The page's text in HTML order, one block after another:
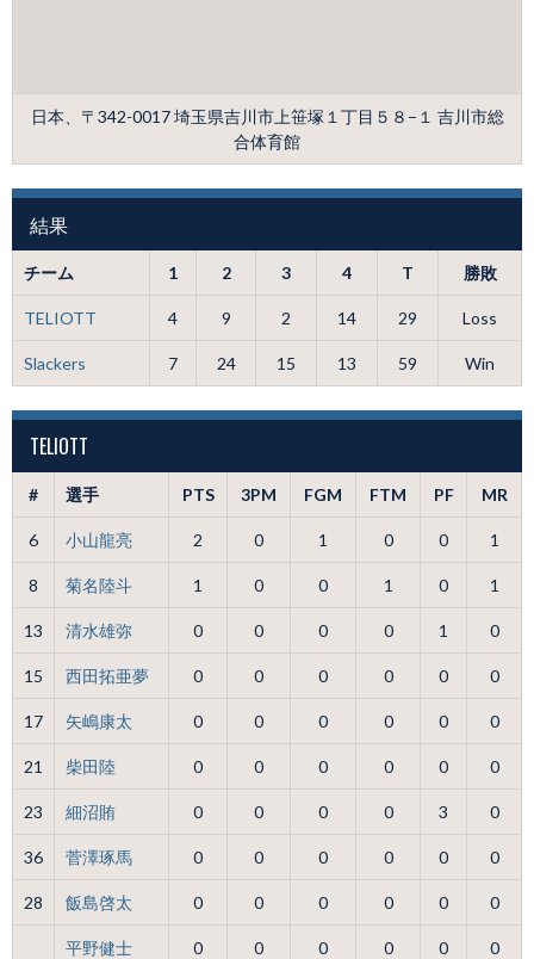
日本、〒342-0017 埼玉県吉川市上笹塚１丁目５８−１ 吉川市総
合体育館
結果
チーム 1 2 3 4 T 勝敗
TELIOTT 4 9 2 14 29 Loss
Slackers 7 24 15 13 59 Win
TELIOTT
# 選手 PTS 3PM FGM FTM PF MR
6 小山龍亮 2 0 1 0 0 1
8 菊名陸斗 1 0 0 1 0 1
13 清水雄弥 0 0 0 0 1 0
15 西田拓亜夢 0 0 0 0 0 0
17 矢嶋康太 0 0 0 0 0 0
21 柴田陸 0 0 0 0 0 0
23 細沼賄 0 0 0 0 3 0
36 菅澤琢馬 0 0 0 0 0 0
28 飯島啓太 0 0 0 0 0 0
平野健士 0 0 0 0 0 0